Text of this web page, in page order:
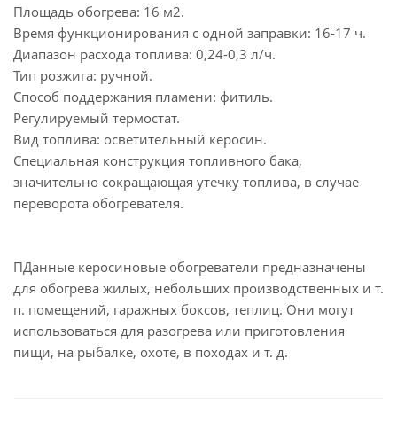
Площадь обогрева: 16 м2.
Время функционирования с одной заправки: 16-17 ч.
Диапазон расхода топлива: 0,24-0,3 л/ч.
Тип розжига: ручной.
Способ поддержания пламени: фитиль.
Регулируемый термостат.
Вид топлива: осветительный керосин.
Специальная конструкция топливного бака,
значительно сокращающая утечку топлива, в случае
переворота обогревателя.
ПДанные керосиновые обогреватели предназначены
для обогрева жилых, небольших производственных и т.
п. помещений, гаражных боксов, теплиц. Они могут
использоваться для разогрева или приготовления
пищи, на рыбалке, охоте, в походах и т. д.